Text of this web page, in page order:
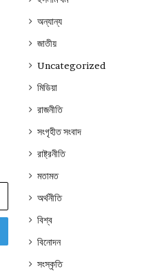
অন্যান্য
জাতীয়
Uncategorized
মিডিয়া
রাজনীতি
সংগৃহীত সংবাদ
রাষ্ট্রনীতি
মতামত
অর্থনীতি
বিশ্ব
বিনোদন
সংস্কৃতি